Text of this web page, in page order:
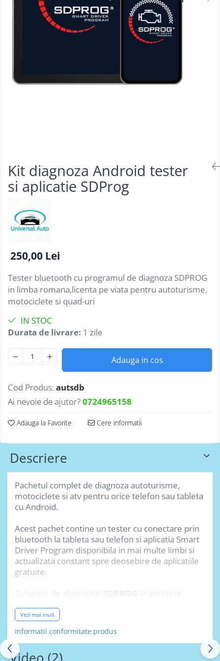
Testere multimarca
Testere Moto ATV
Kit diagnoza Android tester
si aplicatie SDProg
250,00 Lei
Tester bluetooth cu programul de diagnoza SDPROG
in limba romana,licenta pe viata pentru autoturisme,
motociclete si quad-uri
IN STOC
Durata de livrare: 1 zile
Adauga in cos
Cod Produs: autsdb
Ai nevoie de ajutor?0724965158
Adauga la Favorite Cere informatii
Descriere
Pachetul complet de diagnoza autoturisme,
motociclete si atv pentru orice telefon sau tableta
cu Android.
Acest pachet contine un tester cu conectare prin
bluetooth la tableta sau telefon si aplicatia Smart
Driver Program disponibila in mai multe limbi si
actualizata constant spre deosebire de aplicatiile
gratuite.
Software de diagnostic SDPROG în versiune
Android descărcare la Google Play
După achiziție, codul de activare va fi trimis
prin e-mail la adresa de e-mail specificată în
comandă.
Vezi mai mult
Informatii conformitate produs